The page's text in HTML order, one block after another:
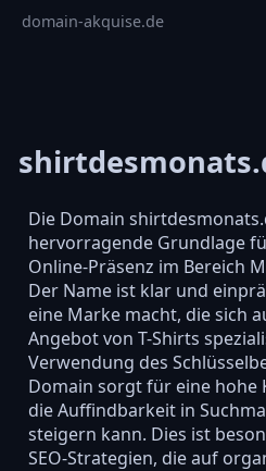
domain-akquise.de
Die Domain
hervorragende Grundlage
Online-Präsenz im Bereich
Der Name ist klar und
eine Marke macht, die sich
Angebot von T-Shirts
Verwendung des
Domain sorgt für eine hohe
die Auffindbarkeit in
steigern kann. Dies ist
SEO-Strategien, die auf